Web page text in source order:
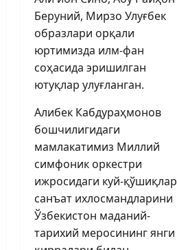
Беруний, Мирзо Улуғбек
образлари орқали
юртимизда илм-фан
соҳасида эришилган
ютуқлар улуғланган.
Алибек Кабдураҳмонов
бошчилигидаги
мамлакатимиз Миллий
симфоник оркестри
ижросидаги куй-қўшиқлар
санъат ихлосмандларини
Ўзбекис­тон маданий-
тарихий меросининг янги